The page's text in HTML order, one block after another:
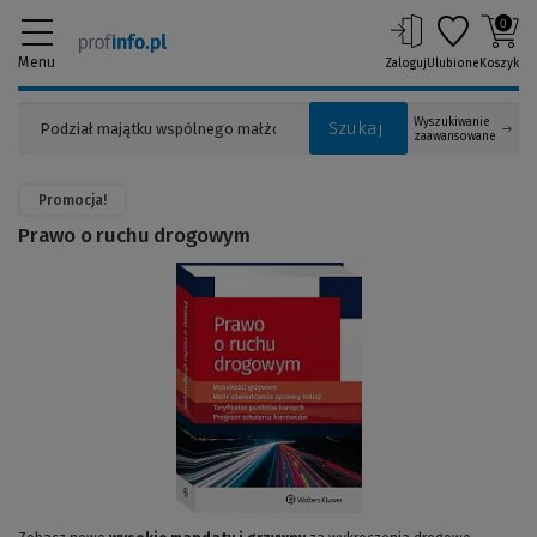
Menu
Szukaj
Wyszukiwanie
zaawansowane
ZalogujUlubione
0
Koszyk
Promocja!
(Link
innej
Prawo o ruchu drogowym